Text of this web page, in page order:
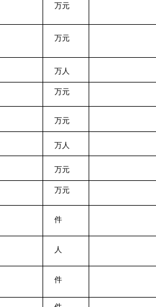
万元
万元
万人
万元
万元
万人
万元
万元
件
人
件